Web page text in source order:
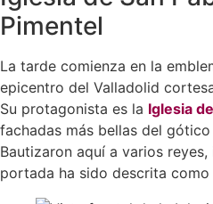
Pimentel
La tarde comienza en la
epicentro del Valladolid
Su protagonista es la Iglesia
fachadas más bellas del gótico
Bautizaron aquí a varios reyes,
portada ha sido descrita como